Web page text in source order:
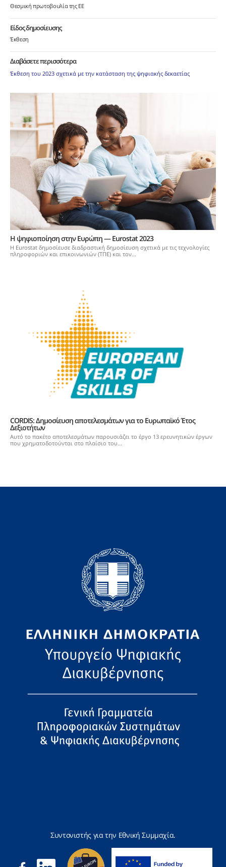
Θεσμική πρωτοβουλία της ΕΕ
Είδος δημοσίευσης
Έκθεση
Διαβάσετε περισσότερα
Έκθεση του 2023 σχετικά με την κατάσταση της ψηφιακής δεκαετίας
Η ψηφιοποίηση στην Ευρώπη — Εurostat 2023
Η Eurostat δημοσίευσε διαδραστική δημοσίευση σχετικά με τις τεχνολογίες
πληροφοριών και επικοινωνιών (ΤΠΕ) και τον...
CORDIS: Δημοσίευση αποτελεσμάτων για το Ευρωπαϊκό Έτος
Δεξιοτήτων
Αυτό το πακέτο αποτελεσμάτων παρουσιάζει το έργο 13 ερευνητικών έργων
που χρηματοδοτούνται στο πλαίσιο του...
Συντονιστής για την Εθνική Συμμαχία.